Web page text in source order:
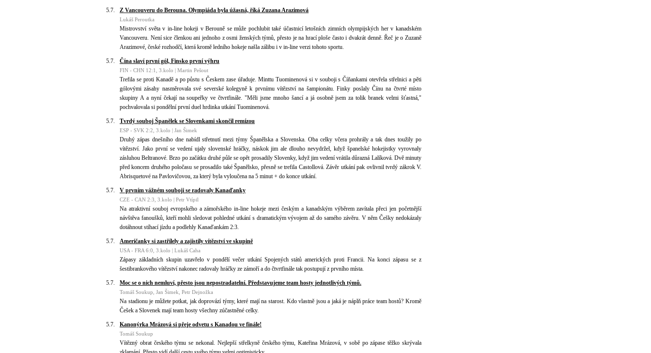
5.7. Z Vancouveru do Berouna. Olympiáda byla úžasná, říká Zuzana Arazimová
Lukáš Peroutka
Mistrovství světa v in-line hokeji v Berouně se může pochlubit také účastnicí letošních zimních olympijských her v kanadském
Vancouveru. Není sice členkou ani jednoho z osmi ženských týmů, přesto je na hrací ploše často i dvakrát denně. Řeč je o Zuzaně
Arazimové, české rozhodčí, která kromě ledního hokeje našla zálibu i v in-line verzi tohoto sportu.
5.7. Čína slaví první gól, Finsko první výhru
FIN - CHN 12:1, 3.kolo | Martin Pešout
Trefila se proti Kanadě a po půstu s Českem zase úřaduje. Minttu Tuominenová si v souboji s Číňankami otevřela střelnici a pěti
gólovými zásahy nasměrovala své severské kolegyně k prvnímu vítězství na šampionátu. Finky poslaly Čínu na čtvrté místo
skupiny A a nyní čekají na soupeřky ve čtvrtfinále. "Měli jsme mnoho šancí a já osobně jsem za tolik branek velmi šťastná,"
pochvalovala si pondělní první duel hrdinka utkání Tuominenová.
5.7. Tvrdý souboj Španělek se Slovenkami skončil remízou
ESP - SVK 2:2, 3.kolo | Jan Šimek
Druhý zápas dnešního dne nabídl střetnutí mezi týmy Španělska a Slovenska. Oba celky včera prohrály a tak dnes toužily po
vítězství. Jako první se vedení ujaly slovenské hráčky, náskok jim ale dlouho nevydržel, když španelské hokejistky vyrovnaly
zásluhou Beltranové. Brzo po začátku druhé půle se opět prosadily Slovenky, když jim vedení vrátila důrazná Lalíková. Dvě minuty
před koncem druhého poločasu se prosadilo také Španělsko, přesně se trefila Castollová. Závěr utkání pak ovlivnil tvrdý zákrok V.
Abrisquetové na Pavlovičovou, za který byla vyloučena na 5 minut + do konce utkání.
5.7. V prvním vážném souboji se radovaly Kanaďanky
CZE - CAN 2:3, 3.kolo | Petr Vtípil
Na atraktivní souboj evropského a zámořského in-line hokeje mezi českým a kanadským výběrem zavítala přeci jen početnější
návštěva fanoušků, kteří mohli sledovat pohledné utkání s dramatickým vývojem až do samého závěru. V něm Češky nedokázaly
dotáhnout stíhací jízdu a podlehly Kanaďankám 2:3.
5.7. Američanky si zastřílely a zajistily vítězství ve skupině
USA - FRA 6:0, 3.kolo | Lukáš Caha
Zápasy základních skupin uzavřelo v pondělí večer utkání Spojených států amerických proti Francii. Na konci zápasu se z
šestibrankového vítězství nakonec radovaly hráčky ze zámoří a do čtvrtfinále tak postupují z prvního místa.
5.7. Moc se o nich nemluví, přesto jsou nepostradatelní. Představujeme team hosty jednotlivých týmů.
Tomáš Soukup, Jan Šimek, Petr Dejnožka
Na stadionu je můžete potkat, jak doprovází týmy, které mají na starost. Kdo vlastně jsou a jaká je náplň práce team hostů? Kromě
Češek a Slovenek mají team hosty všechny zúčastněné celky.
5.7. Kanonýrka Mrázová si přeje odvetu s Kanadou ve finále!
Tomáš Soukup
Vítězný obrat českého týmu se nekonal. Nejlepší střelkyně českého týmu, Kateřina Mrázová, v sobě po zápase těžko skrývala